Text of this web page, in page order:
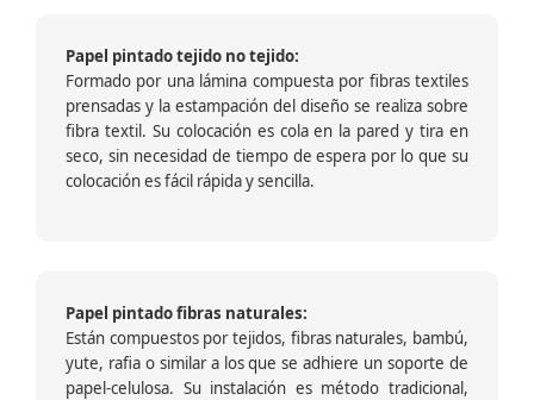
Papel pintado tejido no tejido:
Formado por una lámina compuesta por fibras textiles
prensadas y la estampación del diseño se realiza sobre
fibra textil. Su colocación es cola en la pared y tira en
seco, sin necesidad de tiempo de espera por lo que su
colocación es fácil rápida y sencilla.
Papel pintado fibras naturales:
Están compuestos por tejidos, fibras naturales, bambú,
yute, rafia o similar a los que se adhiere un soporte de
papel-celulosa. Su instalación es método tradicional,